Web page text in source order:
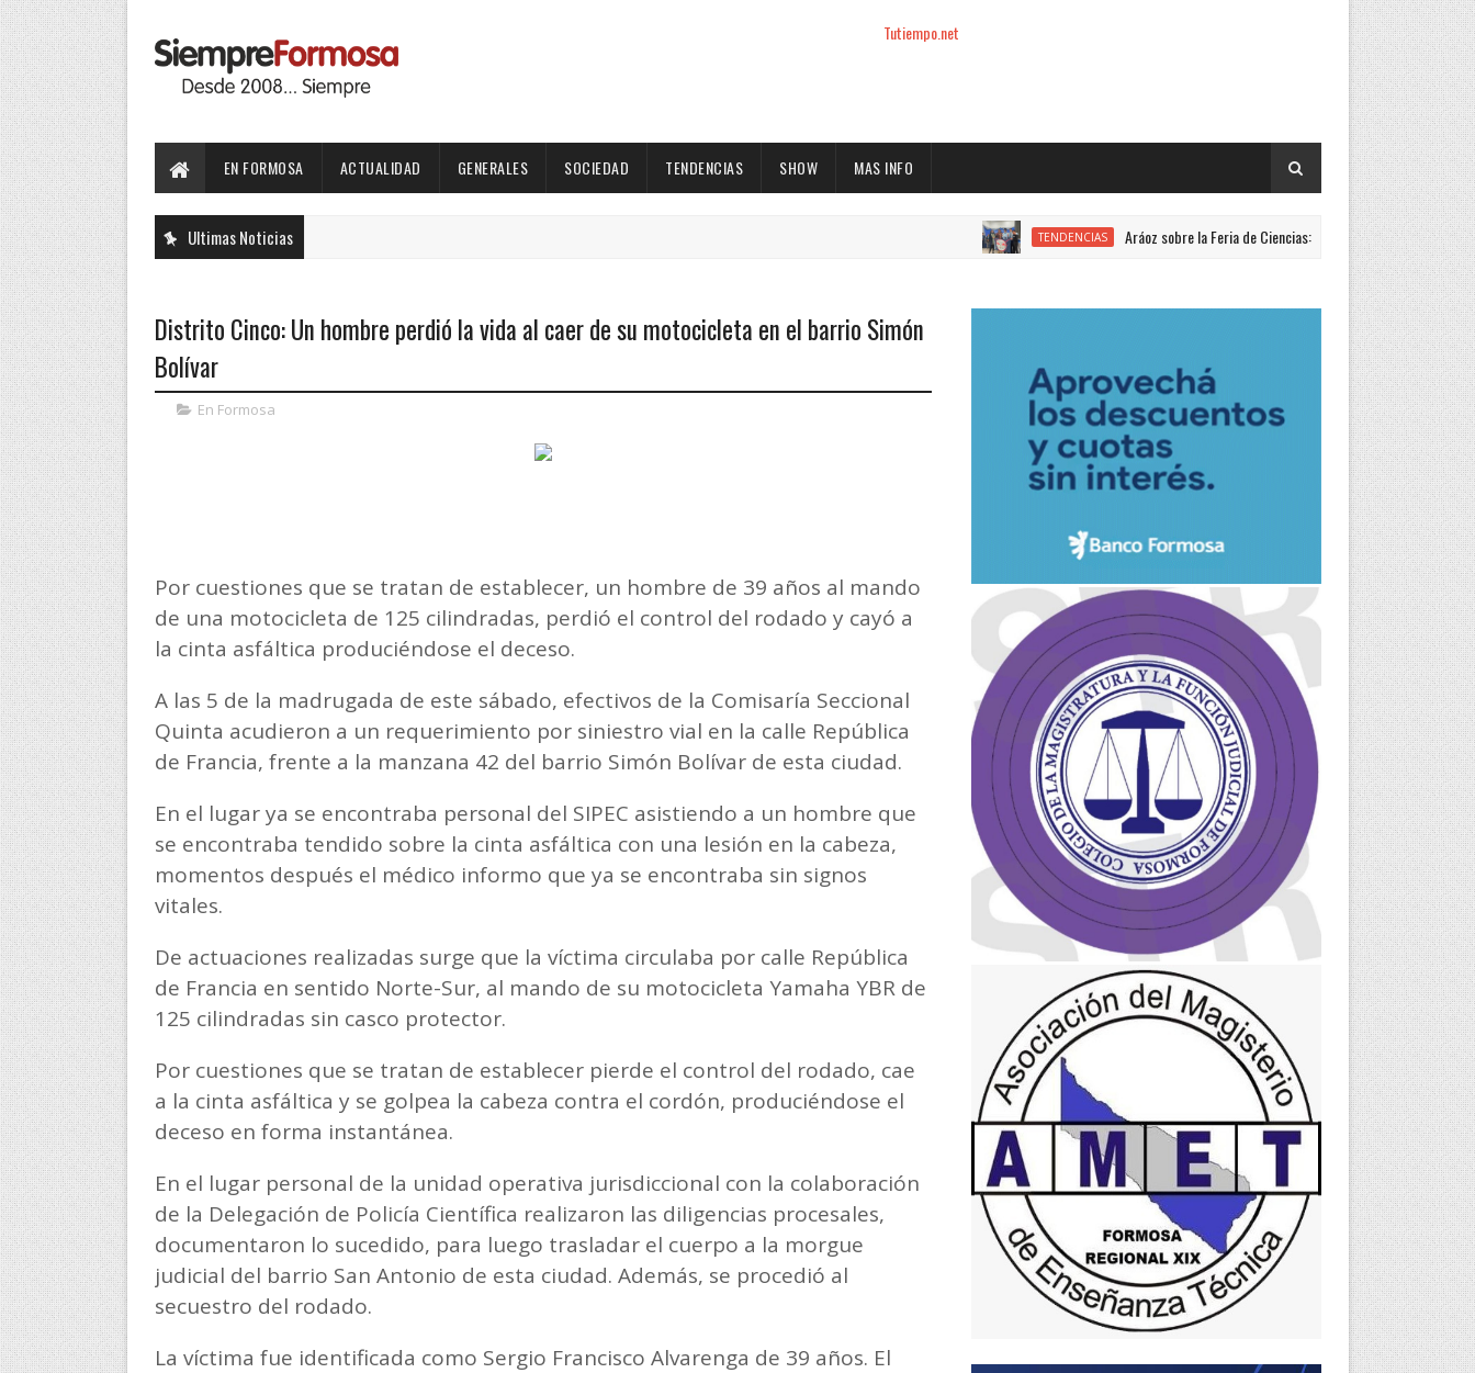
Tutiempo.net
EN FORMOSA ACTUALIDAD GENERALES SOCIEDAD TENDENCIAS SHOW MAS INFO
Ultimas Noticias TENDENCIAS Aráoz sobre la Feria de Ciencias: “Año a año mejora la calidad y
Distrito Cinco: Un hombre perdió la vida al caer de su motocicleta en el barrio Simón
Bolívar
En Formosa
Por cuestiones que se tratan de establecer, un hombre de 39 años al mando
de una motocicleta de 125 cilindradas, perdió el control del rodado y cayó a
la cinta asfáltica produciéndose el deceso.
A las 5 de la madrugada de este sábado, efectivos de la Comisaría Seccional
Quinta acudieron a un requerimiento por siniestro vial en la calle República
de Francia, frente a la manzana 42 del barrio Simón Bolívar de esta ciudad.
En el lugar ya se encontraba personal del SIPEC asistiendo a un hombre que
se encontraba tendido sobre la cinta asfáltica con una lesión en la cabeza,
momentos después el médico informo que ya se encontraba sin signos
vitales.
De actuaciones realizadas surge que la víctima circulaba por calle República
de Francia en sentido Norte-Sur, al mando de su motocicleta Yamaha YBR de
125 cilindradas sin casco protector.
Por cuestiones que se tratan de establecer pierde el control del rodado, cae
a la cinta asfáltica y se golpea la cabeza contra el cordón, produciéndose el
deceso en forma instantánea.
En el lugar personal de la unidad operativa jurisdiccional con la colaboración
de la Delegación de Policía Científica realizaron las diligencias procesales,
documentaron lo sucedido, para luego trasladar el cuerpo a la morgue
judicial del barrio San Antonio de esta ciudad. Además, se procedió al
secuestro del rodado.
La víctima fue identificada como Sergio Francisco Alvarenga de 39 años. El